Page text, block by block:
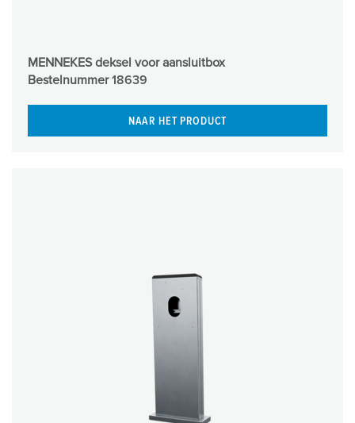
MENNEKES deksel voor aansluitbox
Bestelnummer18639
NAAR HET PRODUCT